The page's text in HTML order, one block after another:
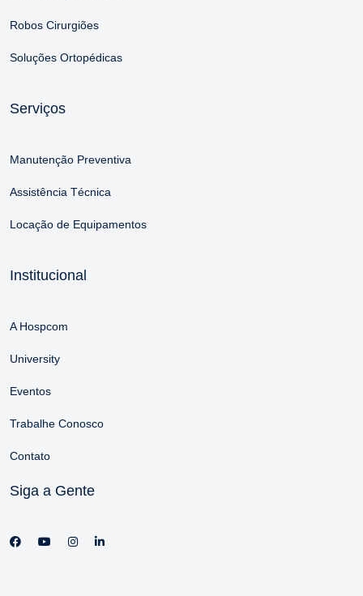
Robos Cirurgiões
Soluções Ortopédicas
Serviços
Manutenção Preventiva
Assistência Técnica
Locação de Equipamentos
Institucional
A Hospcom
University
Eventos
Trabalhe Conosco
Contato
Siga a Gente